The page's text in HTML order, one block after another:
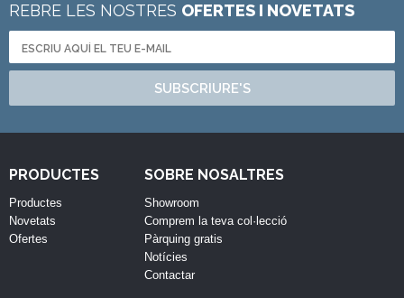
REBRE LES NOSTRES OFERTES I NOVETATS
SUBSCRIURE'S
PRODUCTES
Productes
Novetats
Ofertes
SOBRE NOSALTRES
Showroom
Comprem la teva col·lecció
Pàrquing gratis
Notícies
Contactar